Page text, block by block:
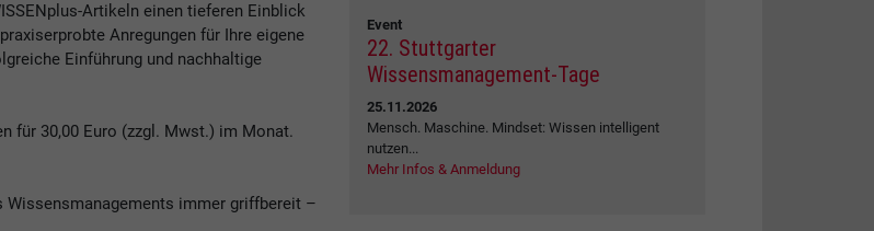
Artikeln einen tieferen Einblick
Anregungen für Ihre eigene
Einführung und nachhaltige
für 30,00 Euro (zzgl. Mwst.) im Monat.
Wissensmanagements immer griffbereit –
Event
22. Stuttgarter
Wissensmanagement-Tage
25.11.2026
Mensch. Maschine. Mindset: Wissen intelligent
nutzen...
Mehr Infos & Anmeldung